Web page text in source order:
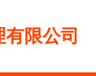
限公司